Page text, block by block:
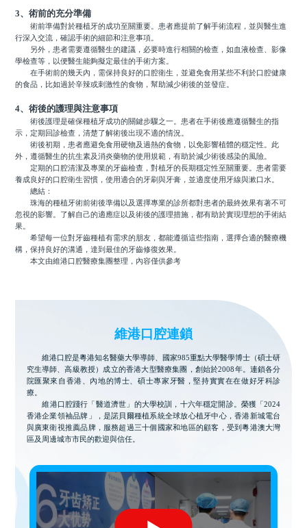
3、術前的充分準備
術前準備對於種植牙的成功至關重要。患者應提前了解手術流程，並與醫生進
行深入交流，確認手術的細節和注意事項。
另外，患者需要遵循醫生的建議，必要時進行相關的檢查，如血液檢查、影像
學檢查等，以便醫生能夠擬定最佳的手術方案。
在手術前的幾天內，需保持良好的口腔衛生，並避免食用某些不利於口腔健康
的食品，比如過於辛辣或刺激性的食物，幫助減少術後的並發症。
4、術後的護理與注意事項
術後護理是確保種植牙成功的關鍵步驟之一。患者在手術後應遵循醫生的指
示，定期回診檢查，清楚了解術後出現不適的情況。
術後初期，患者應避免食用硬物及過熱的食物，以免影響植體的穩定性。此
外，遵循醫生的抗生素及消炎藥物的使用規範，有助於減少術後感染的風險。
定期的口腔清潔及專業的牙齒檢查，對植牙的長期穩定性至關重要。患者需要
養成良好的口腔衛生習慣，使用適合的牙刷與牙膏，並適度使用牙線與漱口水。
總結：
珠海的種植牙術前術後準備以及選擇專業的診所都對患者的最終效果有著不可
忽視的影響。了解自己的適應症以及術後的護理措施，都有助於實現理想的手術結
果。
希望每一位對牙齒種植有需求的朋友，都能遵循這些指南，選擇合適的醫療機
構，保持良好的溝通，達到最佳的牙齒修復效果。
本文由維港口腔醫療集團整理，內容僅供參考
維港口腔連鎖
維港口腔是粵港知名醫藥大學導師、國家985重點大學醫學博士（碩士研
究生導師、高級教授）成立的香港大型醫療集團，創始於2008年。連鎖各分
院匯聚來自香港、內地的博士、碩士專家牙醫，堅持實實在在做好牙科診
療。
維港口腔踐行「醫道濟世」的大學校訓，十六年穩定開診。榮獲「2024
香港企業領袖品牌」，是諾貝爾種植系統全球放心植牙中心，香港新城電台
與廣東衛視推薦品牌，服務超過三十個國家和地區的顧客，受到粵港澳大灣
區及周邊城市市民的歡迎與信任。